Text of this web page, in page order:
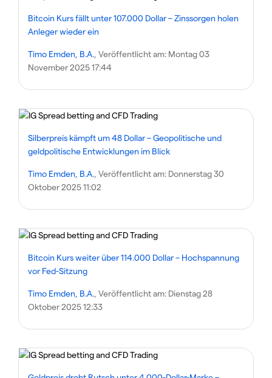
Bitcoin Kurs fällt unter 107.000 Dollar – Zinssorgen holen
Anleger wieder ein
Timo Emden, B.A. , Veröffentlicht am: Montag 03
November 2025 17:44
Silberpreis kämpft um 48 Dollar – Geopolitische und
geldpolitische Entwicklungen im Blick
Timo Emden, B.A. , Veröffentlicht am: Donnerstag 30
Oktober 2025 11:02
Bitcoin Kurs weiter über 114.000 Dollar – Hochspannung
vor Fed-Sitzung
Timo Emden, B.A. , Veröffentlicht am: Dienstag 28
Oktober 2025 12:33